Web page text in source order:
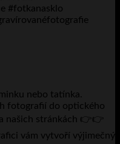
nebo tatínka.
fotografií do optického
našich stránkách 👉👉
vám vytvoří výjimečný